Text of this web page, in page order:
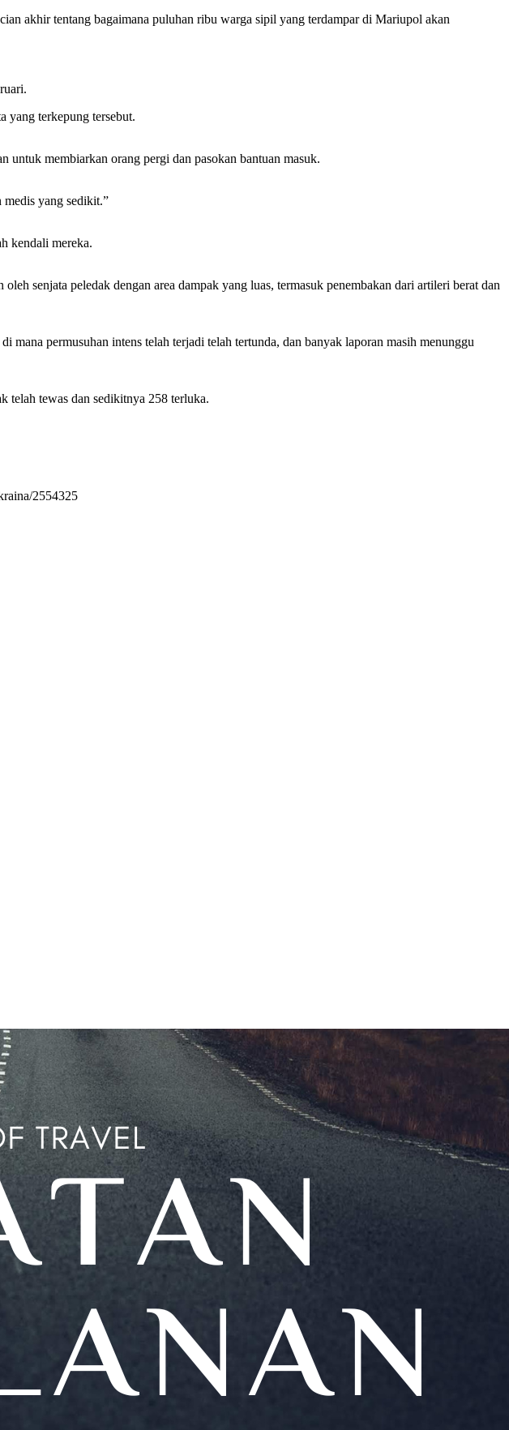
akhir tentang bagaimana puluhan ribu warga sipil yang terdampar di Mariupol akan
yang terkepung tersebut.
untuk membiarkan orang pergi dan pasokan bantuan masuk.
medis yang sedikit.”
kendali mereka.
senjata peledak dengan area dampak yang luas, termasuk penembakan dari artileri berat dan
permusuhan intens telah terjadi telah tertunda, dan banyak laporan masih menunggu
telah tewas dan sedikitnya 258 terluka.
2554325